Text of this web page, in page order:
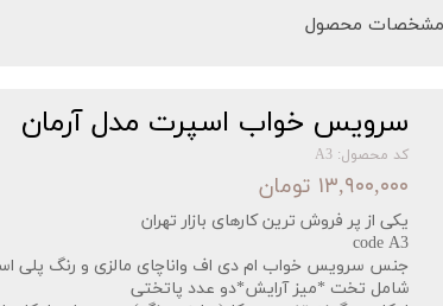
مشخصات محصول
سرویس خواب اسپرت مدل آرمان
کد محصول: A3
۱۳,۹۰۰,۰۰۰ تومان
یکی از پر فروش ترین کارهای بازار تهران‌‌
code A3
جنس سرویس خواب ام دی اف واناچای مالزی و رنگ پلی
شامل تخت *میز آرایش*دو عدد پاتختی